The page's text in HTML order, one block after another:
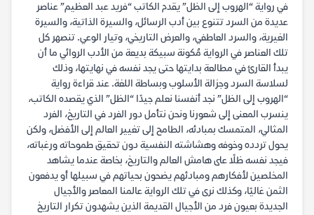
في رواية “الهروب إلى الظل” يقدم الكاتب “فريد عبد العظيم” عناصر
عديدة من السرد تتنوع بين أدب الرسائل، والسيرة الذاتية، والسيرة
الغيرية، والسرد العاطفي، والعرض التاريخي، وتيار الوعي. تنصهر كل
تلك العناصر في الرواية مُكونة سبيكة بديعة من الأدب الروائي ما أن
يبدأ القارئ في مطالعة بدايتها حتى يجد نفسه في نهايتها، وذلك
لسلاسة السرد وجزالة الأسلوب وبساطة اللغة. عند قراءة رواية
“الهروب إلى الظل” نجد أنفسنا نعلم جيدًا “الظل” الذي يقصده الكاتب،
ينسرب المعنى إلى شعورنا ونحن نتأمل دور الفرد في التاريخ، الفرد
المثالي، المتمسك بمبادئه، الطامح إلى تغيير العالم إلى الأفضل، ولكن
يحول تردده وخوفه وهشاشته النفسية دون تحقيق طموحاته ورغباته،
فيجد نفسه ظلًا على هامش العالم والتاريخ، بخاصة عندما يشاهد
المخلصين لأفكارهم ومبادئهم يضحون بحياتهم في سبيلها أو يدفعون
الثمن غاليًا، وكذلك نرى في تلك الرواية عالمنا المعاصر والأجيال
الجديدة بعيون فرد من الأجيال القديمة الذين يشهدون تكرار التاريخ